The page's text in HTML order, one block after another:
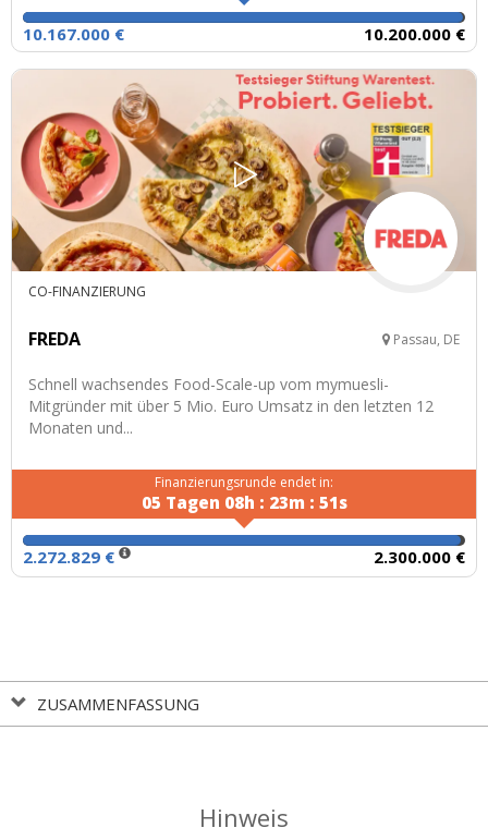
10.167.000 € 10.200.000 €
CO-FINANZIERUNG
FREDA Passau, DE
Schnell wachsendes Food-Scale-up vom mymuesli-
Mitgründer mit über 5 Mio. Euro Umsatz in den letzten 12
Monaten und...
Finanzierungsrunde endet in:
05 Tagen 08h : 23m : 50s
2.272.829 € 2.300.000 €
ZUSAMMENFASSUNG
Hinweis